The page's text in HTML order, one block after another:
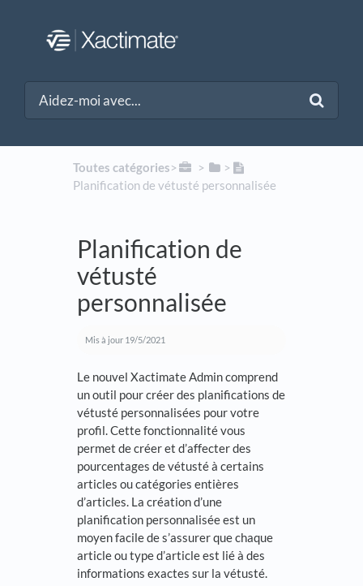
Toutes catégories​>​ ​ > ​
​>​
Planification de vétusté personnalisée
Planification de
vétusté
personnalisée
Mis à jour 19/5/2021
Le nouvel Xactimate Admin comprend
un outil pour créer des planifications de
vétusté personnalisées pour votre
profil. Cette fonctionnalité vous
permet de créer et d’affecter des
pourcentages de vétusté à certains
articles ou catégories entières
d’articles. La création d’une
planification personnalisée est un
moyen facile de s’assurer que chaque
article ou type d’article est lié à des
informations exactes sur la vétusté.